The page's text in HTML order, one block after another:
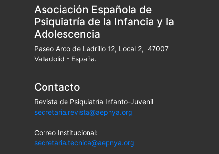
Asociación Española de
Psiquiatría de la Infancia y la
Adolescencia
Paseo Arco de Ladrillo 12, Local 2, 47007
Valladolid - España.
Contacto
Revista de Psiquiatría Infanto-Juvenil
secretaria.revista@aepnya.org
Correo Institucional:
secretaria.tecnica@aepnya.org